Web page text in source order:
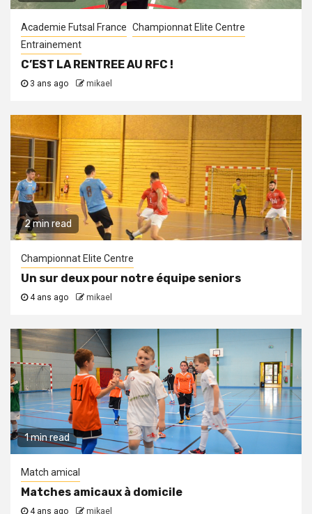
Academie Futsal France Championnat Elite Centre
Entrainement
C’EST LA RENTREE AU RFC !
3 ans ago mikael
2 min read
Championnat Elite Centre
Un sur deux pour notre équipe seniors
4 ans ago mikael
1 min read
Match amical
Matches amicaux à domicile
4 ans ago mikael